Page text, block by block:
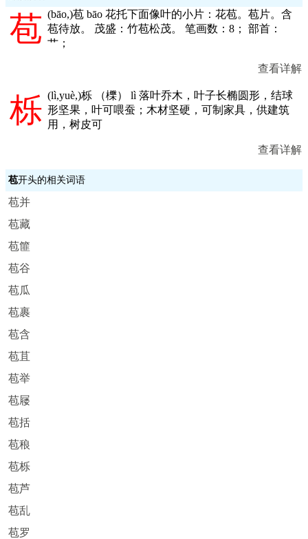
苞 (bāo,)苞 bāo 花托下面像叶的小片：花苞。苞片。含
苞待放。 茂盛：竹苞松茂。 笔画数：8； 部首：
艹；
查看详解
栎 (lì,yuè,)栎 （櫟） lì 落叶乔木，叶子长椭圆形，结球
形坚果，叶可喂蚕；木材坚硬，可制家具，供建筑
用，树皮可
查看详解
苞开头的相关词语
苞并
苞藏
苞篚
苞谷
苞瓜
苞裹
苞含
苞苴
苞举
苞屦
苞括
苞稂
苞栎
苞芦
苞乱
苞罗